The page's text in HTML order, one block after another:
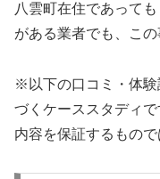
八雲町在住であって
がある業者でも、この
※以下の口コミ・体験
づくケーススタディ
内容を保証するもので